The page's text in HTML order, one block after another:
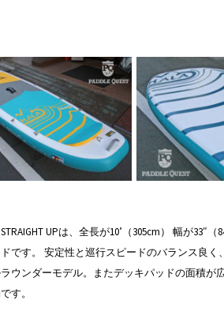
STRAIGHT UPは、全長が10’（305cm） 幅が
です。 安定性と巡行スピードのバランス良
ウンダーモデル。またデッキパッドの面積が
す。